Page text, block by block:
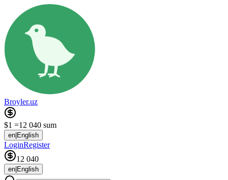
Broyler.uz
$1 =12 040 sum
en English
LoginRegister
12 040
en English